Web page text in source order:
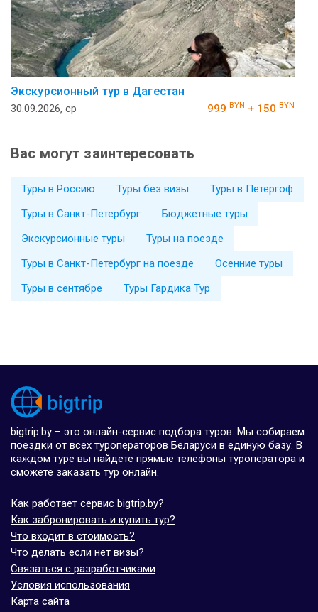
Экскурсионный тур в Дагестан
30.09.2026, ср 999 BYN + 150 BYN
Вас могут заинтересовать
Туры в Россию Туры без визы
Туры в Петергоф
Туры в Санкт-Петербург
Бюджетные туры
Экскурсионные туры
Туры на поезде
Туры в Санкт-Петербург на поезде
Осенние туры
Туры в сентябре
Туры Гардика Тур
bigtrip.by – это онлайн-сервис подбора туров. Мы собираем
поездки от всех туроператоров Беларуси в единую базу. В
каждом туре вы найдете прямые телефоны туроператора и
сможете заказать тур онлайн.
Как работает сервис bigtrip.by?
Как забронировать и купить тур?
Что входит в стоимость?
Что делать если нет визы?
Связаться с разработчиками
Условия использования
Карта сайта